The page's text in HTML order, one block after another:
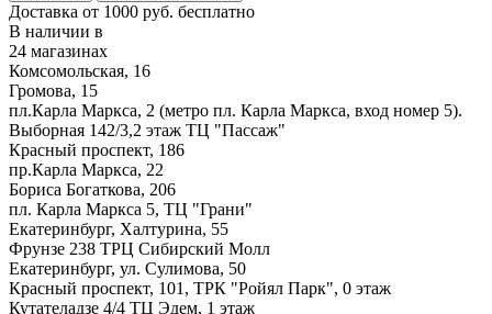
Доставка от 1000 руб. бесплатно
В наличии в
24 магазинах
Комсомольская, 16
Громова, 15
пл.Карла Маркса, 2 (метро пл. Карла Маркса, вход номер 5).
Выборная 142/3,2 этаж ТЦ "Пассаж"
Красный проспект, 186
пр.Карла Маркса, 22
Бориса Богаткова, 206
пл. Карла Маркса 5, ТЦ "Грани"
Екатеринбург, Халтурина, 55
Фрунзе 238 ТРЦ Сибирский Молл
Екатеринбург, ул. Сулимова, 50
Красный проспект, 101, ТРК "Ройял Парк", 0 этаж
Кутателадзе 4/4 ТЦ Эдем, 1 этаж